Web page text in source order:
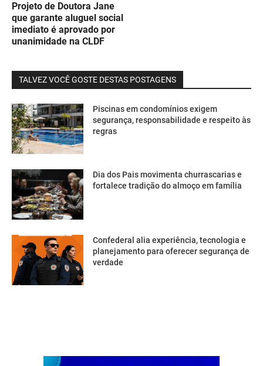
Projeto de Doutora Jane
que garante aluguel social
imediato é aprovado por
unanimidade na CLDF
TALVEZ VOCÊ GOSTE DESTAS POSTAGENS
Piscinas em condomínios exigem
segurança, responsabilidade e respeito às
regras
Dia dos Pais movimenta churrascarias e
fortalece tradição do almoço em família
Confederal alia experiência, tecnologia e
planejamento para oferecer segurança de
verdade